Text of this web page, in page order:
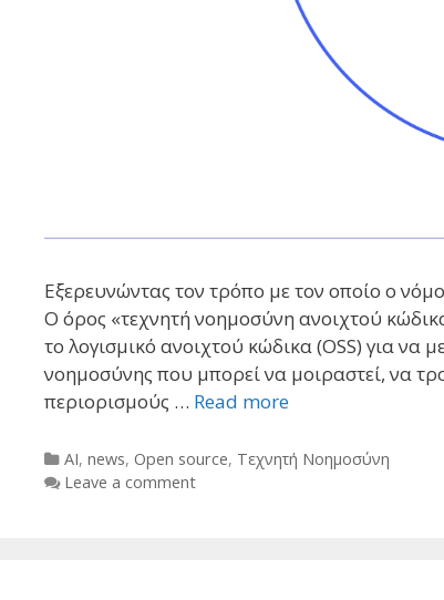
Εξερευνώντας τον τρόπο με τον οποίο ο
Ο όρος «τεχνητή νοημοσύνη ανοιχτού
το λογισμικό ανοιχτού κώδικα (OSS) για να
νοημοσύνης που μπορεί να μοιραστεί, να
περιορισμούς … Read more
Categories
AI, news, Open source, Τεχνητή Νοημοσύνη
Leave a comment